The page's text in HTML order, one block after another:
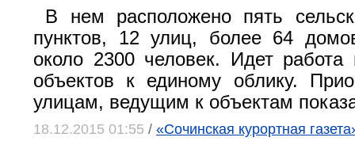
В нем расположено пять
пунктов, 12 улиц, более 64
около 2300 человек. Идет работа
объектов к единому облику.
улицам, ведущим к объектам
18.12.2015 01:55 / «Сочинская курортная